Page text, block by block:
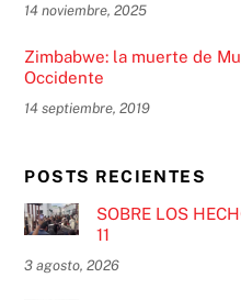
14 noviembre, 2025
Zimbabwe: la muerte de
Occidente
14 septiembre, 2019
POSTS RECIENTES
SOBRE LOS
11
3 agosto, 2026